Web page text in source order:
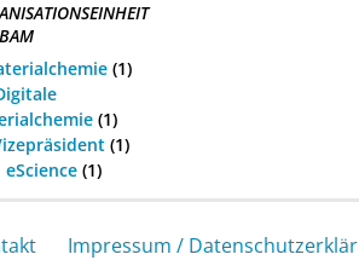
(1)
(1)
(1)
eScience (1)
Impressum /